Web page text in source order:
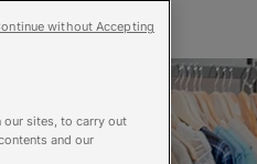
our sites, to carry out
and our
without Accepting